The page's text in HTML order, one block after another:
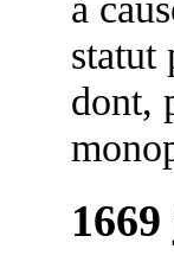
statut
dont,